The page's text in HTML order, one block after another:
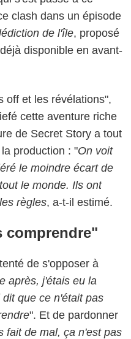
clash dans un épisode
de l'île, proposé
disponible en avant-
off et les révélations",
cette aventure riche
de Secret Story a tout
production : "On voit
le moindre écart de
le monde. Ils ont
règles, a-t-il estimé.
comprendre"
de s'opposer à
après, j'étais eu la
que ce n'était pas
". Et de pardonner
fait de mal, ça n'est pas